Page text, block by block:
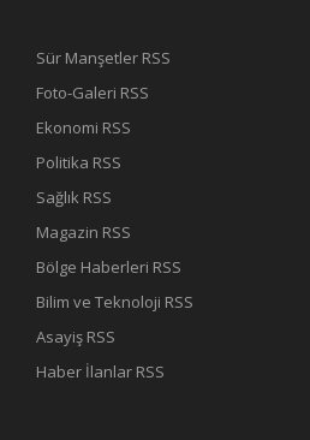
Sür Manşetler RSS
Foto-Galeri RSS
Ekonomi RSS
Politika RSS
Sağlık RSS
Magazin RSS
Bölge Haberleri RSS
Bilim ve Teknoloji RSS
Asayiş RSS
Haber İlanlar RSS